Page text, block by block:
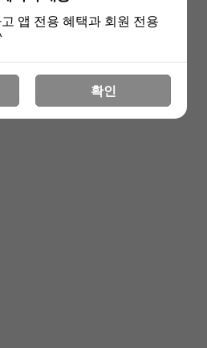
앱 전용 혜택과 회원 전용
확인